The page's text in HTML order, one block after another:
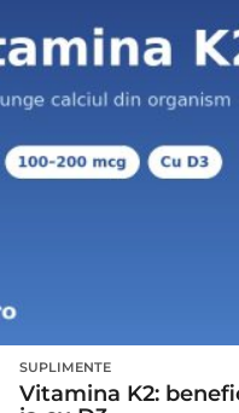
SUPLIMENTE
Vitamina K2: